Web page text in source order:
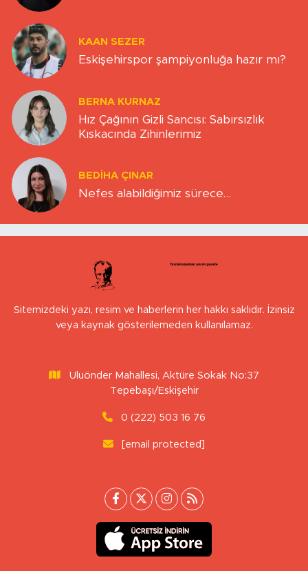
KAAN SEZER
Eskişehirspor şampiyonluğa hazır mı?
BERNA KURNAZ
Hız Çağının Gizli Sancısı: Sabırsızlık
Kıskacında Zihinlerimiz
BEDIHA ÇINAR
Nefes alabildiğimiz sürece…
Sitemizdeki yazı, resim ve haberlerin her hakkı saklıdır. İzinsiz
veya kaynak gösterilemeden kullanılamaz.
Uluönder Mahallesi, Aktüre Sokak No:37
Tepebaşı/Eskişehir
0 (222) 503 16 76
[email protected]